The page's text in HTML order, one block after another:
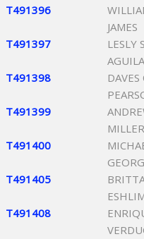
T491396
JAMES
T491397
LESLY
T491398
DAVES
T491399
MILLER
T491400
T491405
T491408